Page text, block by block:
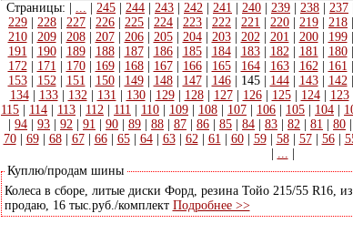
Страницы: | ... 245 244 243 242 241 240 239 238 237
229
228 227 226 225 224 223 222 221 220 219 218
210| 209| 208| 207| 206| 205| 204| 203| 202| 201 200| 199|
191
190| 189| 188| 187| 186| 185| 184| 183| 182| 181 180|
172| 171 170| 169| 168| 167| 166| 165| 164| 163| 162| 161
153| 152| 151 150| 149| 148| 147| 146| 145| 144| 143| 142|
134| 133| 132| 131 130| 129| 128| 127| 126| 125| 124| 123|
115
114 113 112 111 110 109 108 107 106 105 104
94 93 92 91 90 89 88 87 86 85 84 83 82 81 80
70| 69| 68| 67| 66| 65| 64| 63| 62| 61 60| 59| 58| 57| 56|
...
Куплю/продам шины
Колеса в сборе, литые диски Форд, резина Тойо 215/55 R16,
продаю, 16 тыс.руб./комплект Подробнее >>